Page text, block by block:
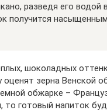
разведя его водой
получится
шоколадных
оценят зерна Венской
обжарке –
то готовый напиток